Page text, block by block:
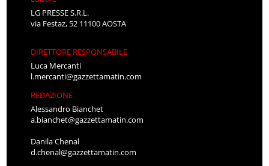
LG PRESSE S.R.L.
via Festaz, 52 11100 AOSTA
DIRETTORE RESPONSABILE
Luca Mercanti
l.mercanti@gazzettamatin.com
REDAZIONE
Alessandro Bianchet
a.bianchet@gazzettamatin.com
Danila Chenal
d.chenal@gazzettamatin.com